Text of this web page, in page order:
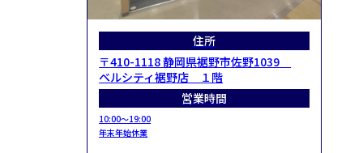
住所
〒410-1118 静岡県裾野市佐野1039
ベルシティ裾野店 １階
営業時間
10:00～19:00
年末年始休業